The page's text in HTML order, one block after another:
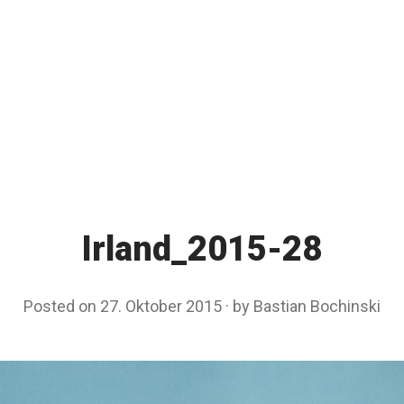
Irland_2015-28
Posted on 27. Oktober 2015 by Bastian Bochinski